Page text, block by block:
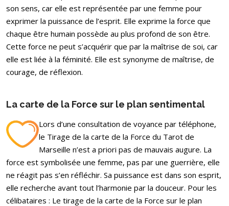
son sens, car elle est représentée par une femme pour
exprimer la puissance de l’esprit. Elle exprime la force que
chaque être humain possède au plus profond de son être.
Cette force ne peut s’acquérir que par la maîtrise de soi, car
elle est liée à la féminité. Elle est synonyme de maîtrise, de
courage, de réflexion.
La carte de la Force sur le plan sentimental
Lors d’une consultation de voyance par téléphone,
le Tirage de la carte de la Force du Tarot de
Marseille n’est a priori pas de mauvais augure. La
force est symbolisée une femme, pas par une guerrière, elle
ne réagit pas s’en réfléchir. Sa puissance est dans son esprit,
elle recherche avant tout l’harmonie par la douceur. Pour les
célibataires : Le tirage de la carte de la Force sur le plan